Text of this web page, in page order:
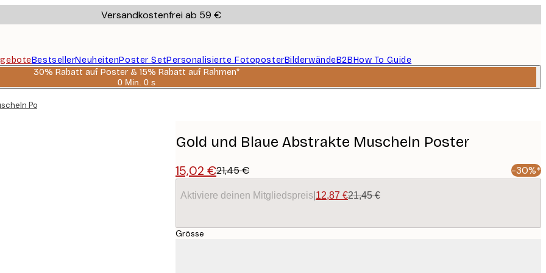
Versandkostenfrei ab 59 €
BestsellerNeuheitenPoster SetPersonalisierte FotoposterBilderwändeB2BHow To Guide
30% Rabatt auf Poster & 15% Rabatt auf Rahmen*
0 Min. 0 s
Gültig
Poster
Gold und Blaue Abstrakte Muscheln Poster
15,02 €21,45 € -30%*
Aktiviere deinen Mitgliedspreis 12,87 €21,45 €
Grösse